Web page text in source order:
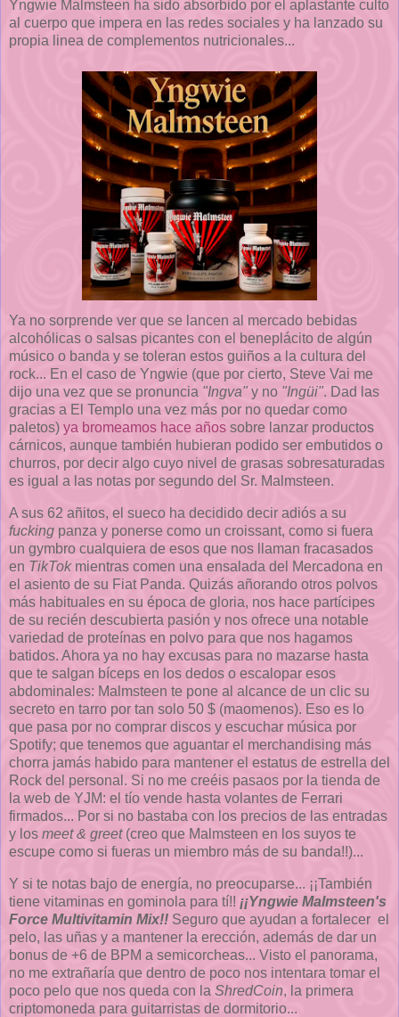
Yngwie Malmsteen ha sido absorbido por el aplastante culto
al cuerpo que impera en las redes sociales y ha lanzado su
propia linea de complementos nutricionales...
Ya no sorprende ver que se lancen al mercado bebidas
alcohólicas o salsas picantes con el beneplácito de algún
músico o banda y se toleran estos guiños a la cultura del
rock... En el caso de Yngwie (que por cierto, Steve Vai me
dijo una vez que se pronuncia "Ingva" y no "Ingüi". Dad las
gracias a El Templo una vez más por no quedar como
paletos) ya bromeamos hace años sobre lanzar productos
cárnicos, aunque también hubieran podido ser embutidos o
churros, por decir algo cuyo nivel de grasas sobresaturadas
es igual a las notas por segundo del Sr. Malmsteen.
A sus 62 añitos, el sueco ha decidido decir adiós a su
fucking panza y ponerse como un croissant, como si fuera
un gymbro cualquiera de esos que nos llaman fracasados
en TikTokmientras comen una ensalada del Mercadona en
el asiento de su Fiat Panda. Quizás añorando otros polvos
más habituales en su época de gloria, nos hace partícipes
de su recién descubierta pasión y nos ofrece una notable
variedad de proteínas en polvo para que nos hagamos
batidos. Ahora ya no hay excusas para no mazarse hasta
que te salgan bíceps en los dedos o escalopar esos
abdominales: Malmsteen te pone al alcance de un clic su
secreto en tarro por tan solo 50 $ (maomenos). Eso es lo
que pasa por no comprar discos y escuchar música por
Spotify; que tenemos que aguantar el merchandising más
chorra jamás habido para mantener el estatus de estrella del
Rock del personal. Si no me creéis pasaos por la tienda de
la web de YJM: el tío vende hasta volantes de Ferrari
firmados... Por si no bastaba con los precios de las entradas
y los meet & greet(creo que Malmsteen en los suyos te
escupe como si fueras un miembro más de su banda!!)...
Y si te notas bajo de energía, no preocuparse... ¡¡También
tiene vitaminas en gominola para tí!! ¡¡Yngwie Malmsteen's
Force Multivitamin Mix!! Seguro que ayudan a fortalecer el
pelo, las uñas y a mantener la erección, además de dar un
bonus de +6 de BPM a semicorcheas... Visto el panorama,
no me extrañaría que dentro de poco nos intentara tomar el
poco pelo que nos queda con la ShredCoin, la primera
criptomoneda para guitarristas de dormitorio...